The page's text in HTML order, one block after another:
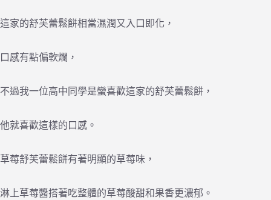
這家的舒芙蕾鬆餅相當濕潤又入口即化，
口感有點偏軟爛，
不過我一位高中同學是蠻喜歡這家的舒芙蕾鬆餅，
他就喜歡這樣的口感。
草莓舒芙蕾鬆餅有著明顯的草莓味，
淋上草莓醬搭著吃整體的草莓酸甜和果香更濃郁。